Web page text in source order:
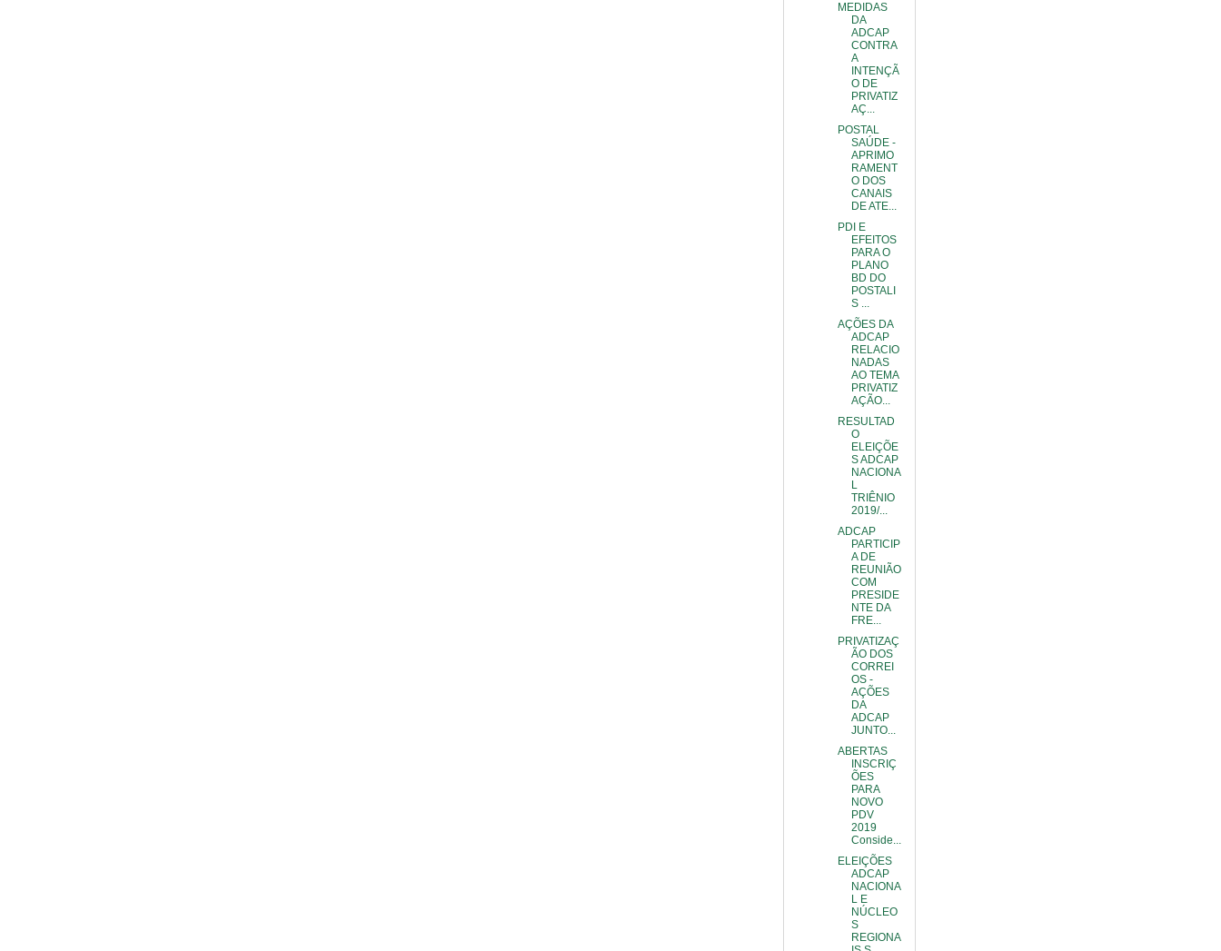
MEDIDAS
DA
ADCAP
CONTRA
A
INTENÇÃ
O DE
PRIVATIZ
AÇ...
POSTAL
SAÚDE -
APRIMO
RAMENT
O DOS
CANAIS
DE ATE...
PDI E
EFEITOS
PARA O
PLANO
BD DO
POSTALI
S ...
AÇÕES DA
ADCAP
RELACIO
NADAS
AO TEMA
PRIVATIZ
AÇÃO...
RESULTAD
O
ELEIÇÕE
S ADCAP
NACIONA
L
TRIÊNIO
2019/...
ADCAP
PARTICIP
A DE
REUNIÃO
COM
PRESIDE
NTE DA
FRE...
PRIVATIZAÇ
ÃO DOS
CORREI
OS -
AÇÕES
DA
ADCAP
JUNTO...
ABERTAS
INSCRIÇ
ÕES
PARA
NOVO
PDV
2019
Conside...
ELEIÇÕES
ADCAP
NACIONA
L E
NÚCLEO
S
REGIONA